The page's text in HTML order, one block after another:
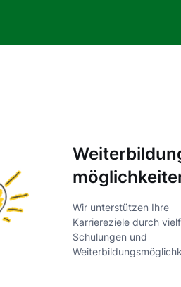
Wir unterstützen Ihre
Karriereziele durch
Schulungen und